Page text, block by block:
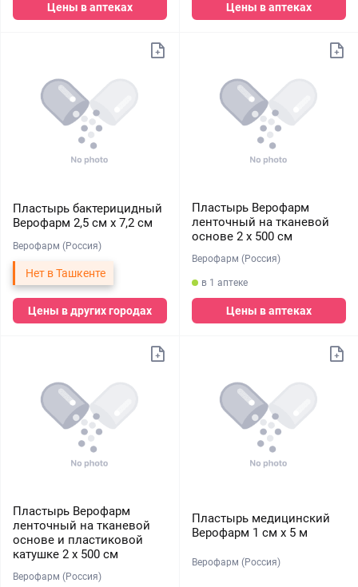
Цены в аптеках Цены в аптеках
Пластырь бактерицидный
Верофарм 2,5 см х 7,2 см
Верофарм (Россия)
Нет в Ташкенте
Цены в других городах
Пластырь Верофарм
ленточный на тканевой
основе 2 х 500 см
Верофарм (Россия)
в 1 аптеке
Цены в аптеках
Пластырь Верофарм
ленточный на тканевой
основе и пластиковой
катушке 2 х 500 см
Верофарм (Россия)
Пластырь медицинский
Верофарм 1 см х 5 м
Верофарм (Россия)